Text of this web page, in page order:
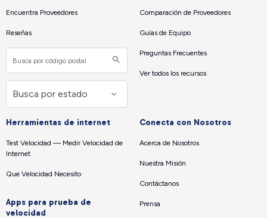
Encuentra Proveedores
Reseñas
Comparación de Proveedores
Guías de Equipo
Preguntas Frecuentes
Ver todos los recursos
Herramientas de internet
Test Velocidad — Medir Velocidad de
Internet
Que Velocidad Necesito
Apps para prueba de
velocidad
Conecta con Nosotros
Acerca de Nosotros
Nuestra Misión
Contáctanos
Prensa